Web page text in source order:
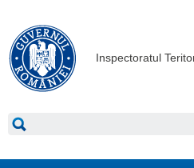
Inspectoratul